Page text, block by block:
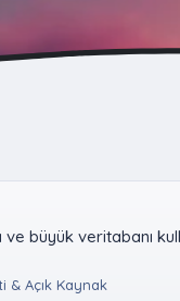
büyük veritabanı
& Açık Kaynak